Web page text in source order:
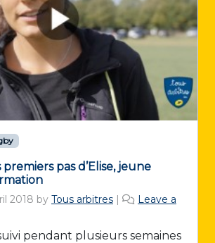
premiers pas d’Elise, jeune
2018 by Tous arbitres |
Leave a
pendant plusieurs semaines